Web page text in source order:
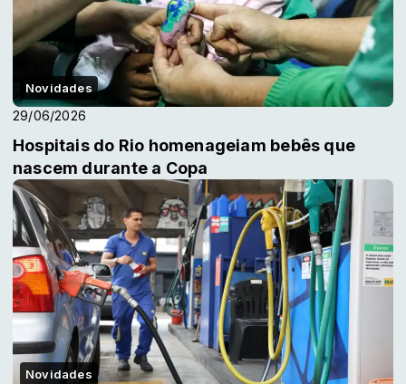
Novidades
29/06/2026
Hospitais do Rio homenageiam bebês que
nascem durante a Copa
Novidades